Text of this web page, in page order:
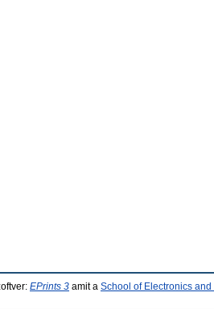
EPrints 3 amit a School of Electronics